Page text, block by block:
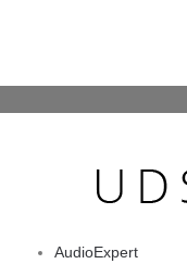
AudioExpert